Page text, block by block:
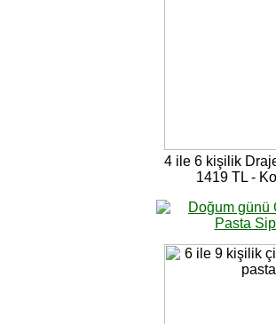
4 ile 6 kişilik
1419 TL -